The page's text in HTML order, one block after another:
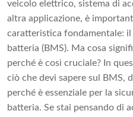
veicolo elettrico, sistema di
altra applicazione, è
caratteristica fondamentale: il
batteria (BMS). Ma cosa
perché è così cruciale? In
ciò che devi sapere sul BMS,
perché è essenziale per la
batteria. Se stai pensando di